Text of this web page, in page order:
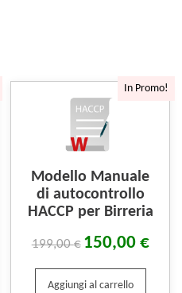
In Promo!
Modello Manuale
di autocontrollo
HACCP per Birreria
199,00€ 150,00 €
Aggiungi al carrello